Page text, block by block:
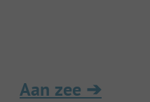
Aan zee ➔